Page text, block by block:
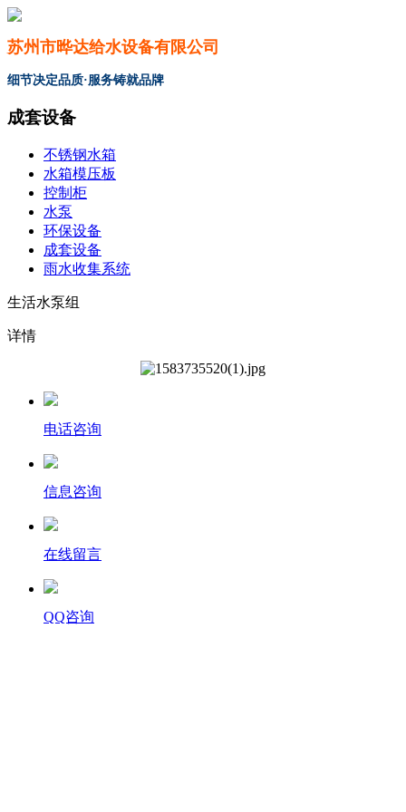
苏州市晔达给水设备有限公司
细节决定品质·服务铸就品牌
成套设备
不锈钢水箱
水箱模压板
控制柜
水泵
环保设备
成套设备
雨水收集系统
生活水泵组
详情
电话咨询
信息咨询
在线留言
QQ咨询